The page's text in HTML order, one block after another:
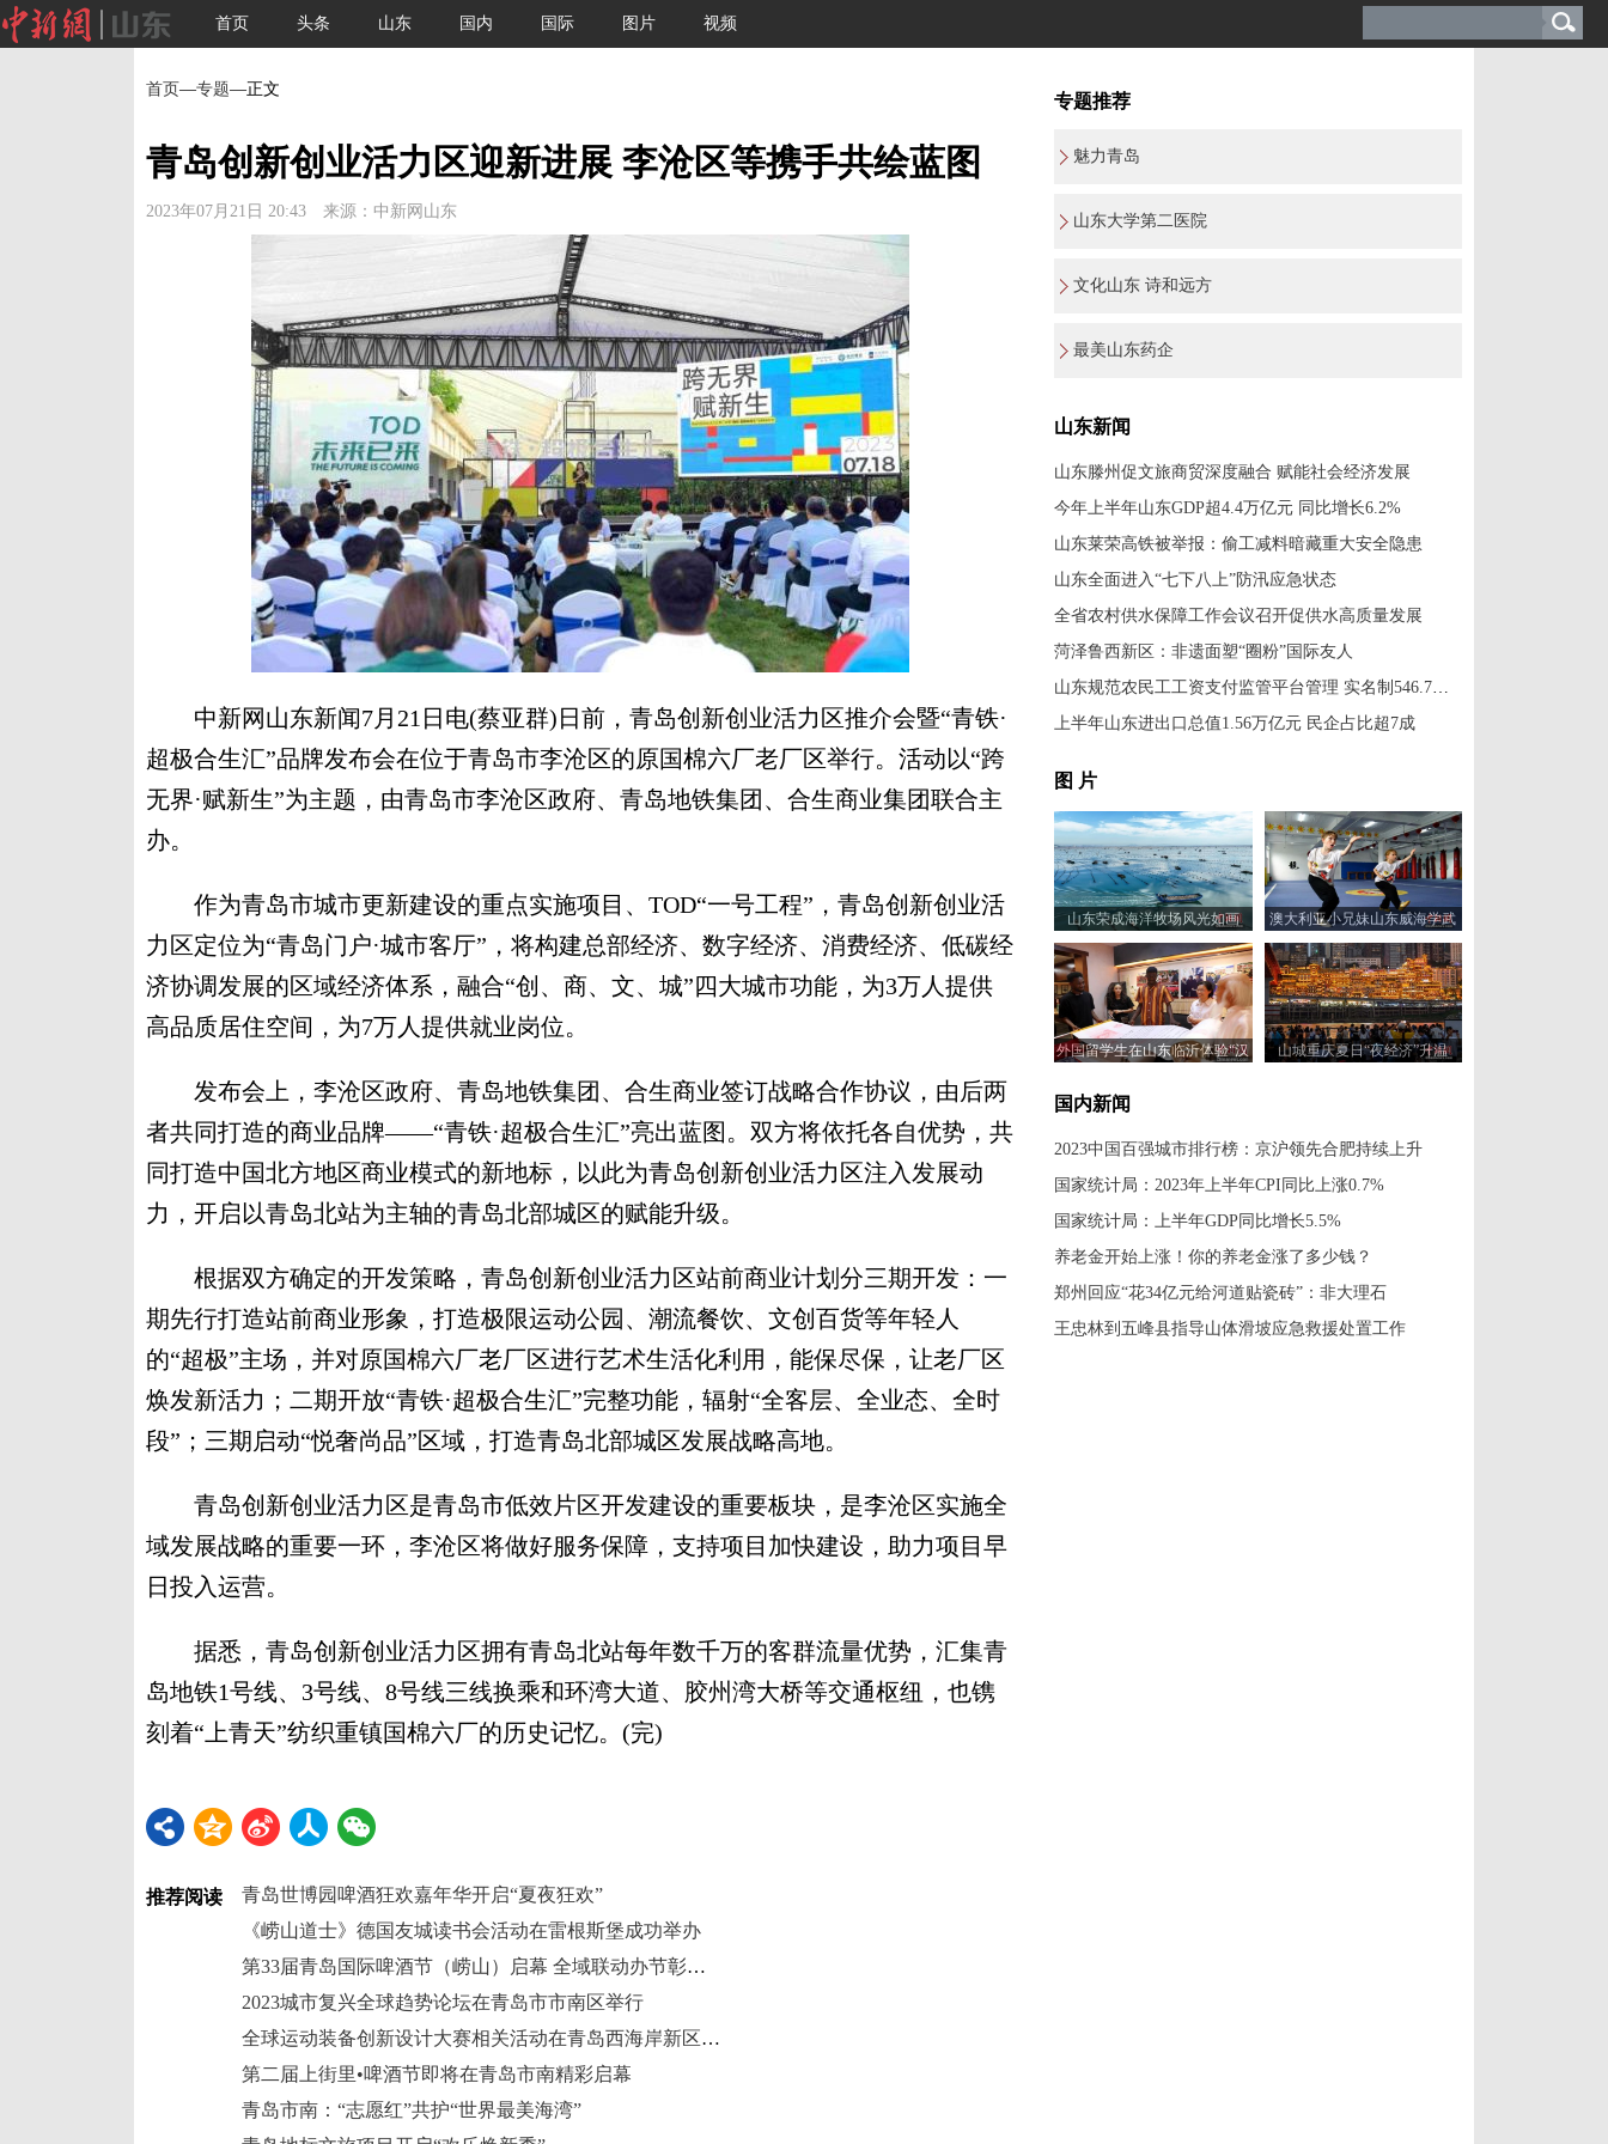
首页 头条 山东 国内 国际 图片 视频
首页—专题—正文
青岛创新创业活力区迎新进展 李沧区等携手共绘蓝图
2023年07月21日 20:43 来源：中新网山东
中新网山东新闻7月21日电(蔡亚群)日前，青岛创新创业活力区推介会暨“青铁·
超极合生汇”品牌发布会在位于青岛市李沧区的原国棉六厂老厂区举行。活动以“跨
无界·赋新生”为主题，由青岛市李沧区政府、青岛地铁集团、合生商业集团联合主
办。
作为青岛市城市更新建设的重点实施项目、TOD“一号工程”，青岛创新创业活
力区定位为“青岛门户·城市客厅”，将构建总部经济、数字经济、消费经济、低碳经
济协调发展的区域经济体系，融合“创、商、文、城”四大城市功能，为3万人提供
高品质居住空间，为7万人提供就业岗位。
发布会上，李沧区政府、青岛地铁集团、合生商业签订战略合作协议，由后两
者共同打造的商业品牌——“青铁·超极合生汇”亮出蓝图。双方将依托各自优势，共
同打造中国北方地区商业模式的新地标，以此为青岛创新创业活力区注入发展动
力，开启以青岛北站为主轴的青岛北部城区的赋能升级。
根据双方确定的开发策略，青岛创新创业活力区站前商业计划分三期开发：一
期先行打造站前商业形象，打造极限运动公园、潮流餐饮、文创百货等年轻人
的“超极”主场，并对原国棉六厂老厂区进行艺术生活化利用，能保尽保，让老厂区
焕发新活力；二期开放“青铁·超极合生汇”完整功能，辐射“全客层、全业态、全时
段”；三期启动“悦奢尚品”区域，打造青岛北部城区发展战略高地。
青岛创新创业活力区是青岛市低效片区开发建设的重要板块，是李沧区实施全
域发展战略的重要一环，李沧区将做好服务保障，支持项目加快建设，助力项目早
日投入运营。
据悉，青岛创新创业活力区拥有青岛北站每年数千万的客群流量优势，汇集青
岛地铁1号线、3号线、8号线三线换乘和环湾大道、胶州湾大桥等交通枢纽，也镌
刻着“上青天”纺织重镇国棉六厂的历史记忆。(完)
推荐阅读
青岛世博园啤酒狂欢嘉年华开启“夏夜狂欢”
《崂山道士》德国友城读书会活动在雷根斯堡成功举办
第33届青岛国际啤酒节（崂山）启幕 全域联动办节彰显文旅魅力
2023城市复兴全球趋势论坛在青岛市市南区举行
全球运动装备创新设计大赛相关活动在青岛西海岸新区举行
第二届上街里•啤酒节即将在青岛市南精彩启幕
青岛市南：“志愿红”共护“世界最美海湾”
专题推荐
魅力青岛
山东大学第二医院
文化山东 诗和远方
最美山东药企
山东新闻
山东滕州促文旅商贸深度融合 赋能社会经济发展
今年上半年山东GDP超4.4万亿元 同比增长6.2%
山东莱荣高铁被举报：偷工减料暗藏重大安全隐患
山东全面进入“七下八上”防汛应急状态
全省农村供水保障工作会议召开促供水高质量发展
菏泽鲁西新区：非遗面塑“圈粉”国际友人
山东规范农民工工资支付监管平台管理 实名制546.7万人
上半年山东进出口总值1.56万亿元 民企占比超7成
图 片
山东荣成海洋牧场风光如画
澳大利亚小兄妹山东威海学武
术
外国留学生在山东临沂体验“汉
山城重庆夏日“夜经济”升温
国内新闻
2023中国百强城市排行榜：京沪领先合肥持续上升
国家统计局：2023年上半年CPI同比上涨0.7%
国家统计局：上半年GDP同比增长5.5%
养老金开始上涨！你的养老金涨了多少钱？
郑州回应“花34亿元给河道贴瓷砖”：非大理石
王忠林到五峰县指导山体滑坡应急救援处置工作